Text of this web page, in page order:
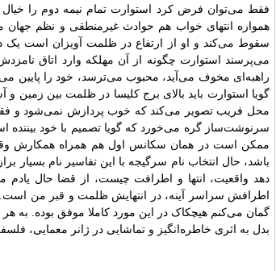
فقط می‌توان فرض کرد استوارت تمام نیمه دوم را
همواره انتهای خواب هم حوادث غیرمنطقی و نظم جهان
سقوط می‌کند و او از ارتفاع در ظلمت آویزان است یک
می‌پرسند استوارت چگونه از آن مهلکه وارد اتاق
راهبه‌ای مخوف می‌آید، محبوب می‌ترسد، خود را پایین
گویا استوارت باید بالای برج کلیسا در ظلمت بین زمین و
محل فریب تصویر می‌کند که خوب پردازش نمی‌شود و
سرنوشت‌ساز گره می‌خورد که گویا تصمیم با خود بیننده
ممکن است در همان سکانس اول هم همراه همکارش
باشد، حال انتخاب نام سرگیجه با این تفاسیر نام بسیار
دهد واقعیت، انتها و اطرافت چیست، از قضا حال یادم
اطرافش سراسر آینه، در انتهایش ظلمت و قبر من
گمان می‌کنم هیچکاک در این مورد کاملا موفق بوده. به
بدل به اثری خاطره‌انگیز و تماشایی در ژانر معمایی،